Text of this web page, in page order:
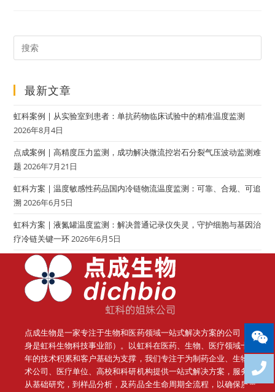
最新文章
虹科案例 | 从实验室到患者：单抗药物临床试验中的精准温度监测
2026年8月4日
点成案例 | 高精度压力监测，成功解决微流控岩石分裂气压波动监测难
题 2026年7月21日
虹科方案 | 温度敏感性药品国内冷链物流温度监测：可靠、合规、可追
溯 2026年6月5日
虹科方案 | 液氮罐温度监测：解决普通记录仪失灵，守护细胞与基因治
疗冷链关键一环2026年6月5日
点成生物是一家专注于生物和医药领域一站式解决方案的公司（前
身是虹科生物科技事业部）。
以虹科在医药、生物、医疗领域十几
年的技术积累和客户基础为支撑，我们专注于为制药企业、生物技
术公司、医疗单位、高校和科研机构提供一站式解决方案，服务于
从基础研究，到样品分析，及药品全生命周期全流程，以确保质量